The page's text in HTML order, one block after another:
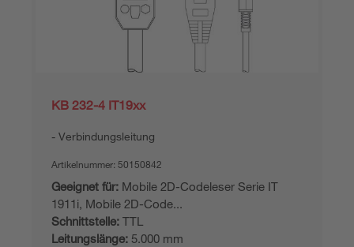
KB 232-4 IT19xx
Verbindungsleitung
Artikelnummer: 50150842
Geeignet für: Mobile 2D-Codeleser Serie IT
1911i, Mobile 2D-Code...
Schnittstelle: TTL
Leitungslänge: 5.000 mm